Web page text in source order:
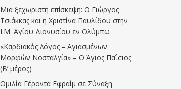
Μια ξεχωριστή επίσκεψη: Ο Γιώργος
Τσιάκκας και η Χριστίνα Παυλίδου στην
Ι.Μ. Αγίου Διονυσίου εν Ολύμπω
«Καρδιακός Λόγος – Αγιασμένων
Μορφών Νοσταλγία» – Ο Άγιος Παΐσιος
(Β’ μέρος)
Ομιλία Γέροντα Εφραίμ σε Σύναξη